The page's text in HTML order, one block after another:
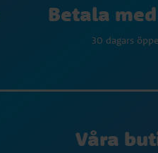
Betala
30 dagars
Våra